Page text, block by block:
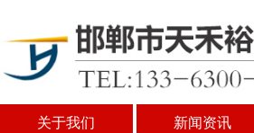
关于我们 新闻资讯